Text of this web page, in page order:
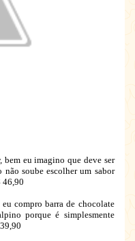
bem eu imagino que deve ser
soube escolher um sabor
46,90
compro barra de chocolate
porque é simplesmente